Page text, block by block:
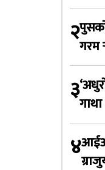
२गरम
३
४